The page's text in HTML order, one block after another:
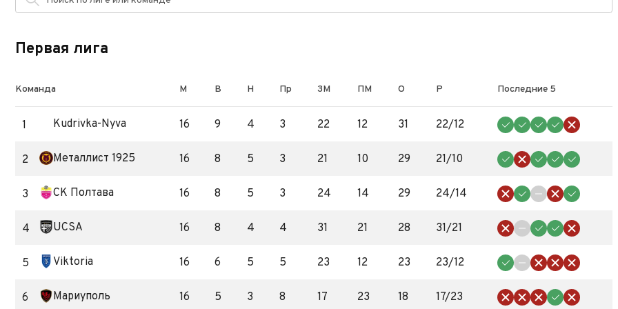
Первая лигa
Команда М В Н Пр ЗМ ПМ О Р Последние 5
1 Kudrivka-Nyva 16 9 4 3 22 12 31 22/12
2 Металлист 1925 16 8 5 3 21 10 29 21/10
3 СК Полтава 16 8 5 3 24 14 29 24/14
4 UCSA 16 8 4 4 31 21 28 31/21
5 Viktoria 16 6 5 5 23 12 23 23/12
6 Мариуполь 16 5 3 8 17 23 18 17/23